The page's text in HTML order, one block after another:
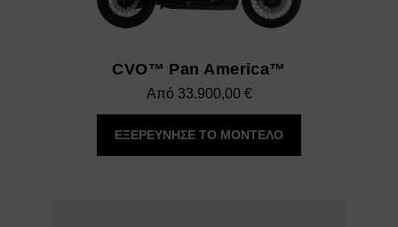
CVO™ Pan America™
Από 33.900,00 €
ΕΞΕΡΕΥΝΗΣΕ ΤΟ ΜΟΝΤΕΛΟ